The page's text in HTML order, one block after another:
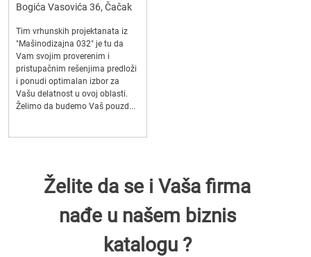
Bogića Vasovića 36, Čačak
Tim vrhunskih projektanata iz
"Mašinodizajna 032" je tu da
Vam svojim proverenim i
pristupačnim rešenjima predloži
i ponudi optimalan izbor za
Vašu delatnost u ovoj oblasti.
Želimo da budemo Vaš pouzd...
Želite da se i Vaša firma
nađe u našem biznis
katalogu ?